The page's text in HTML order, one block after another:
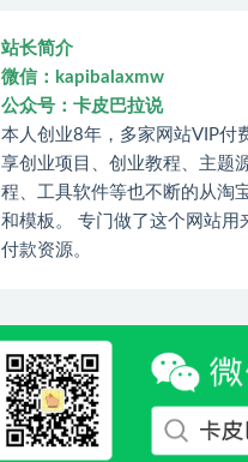
站长简介
微信：kapibalaxmw
公众号：卡皮巴拉说
本人创业8年，多家网站VIP付
享创业项目、创业教程、主题
程、工具软件等也不断的从淘
和模板。 专门做了这个网站用
付款资源。